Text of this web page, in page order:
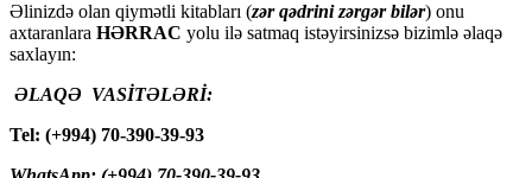
Əlinizdə olan qiymətli kitabları (zər qədrini zərgər bilər) onu
axtaranlara HƏRRAC yolu ilə satmaq istəyirsinizsə bizimlə əlaqə
saxlayın:
ƏLAQƏ VASİTƏLƏRİ:
Tel: (+994) 70-390-39-93